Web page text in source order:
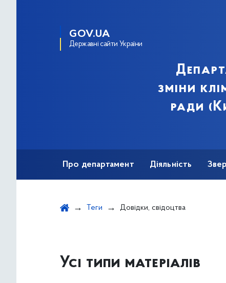
GOV.UA
Державні сайти України
зміни
ради
Про департамент Діяльність
Теги Довідки, свідоцтва
Усі типи матеріалів